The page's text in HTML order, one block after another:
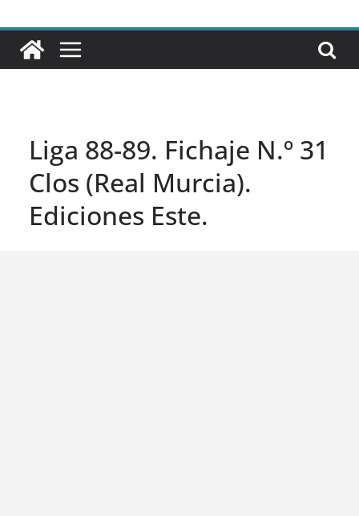
Liga 88-89. Fichaje N.º 31
Clos (Real Murcia).
Ediciones Este.